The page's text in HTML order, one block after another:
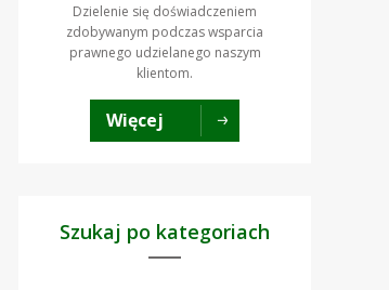
Dzielenie się doświadczeniem
zdobywanym podczas wsparcia
prawnego udzielanego naszym
klientom.
Więcej
Szukaj po kategoriach